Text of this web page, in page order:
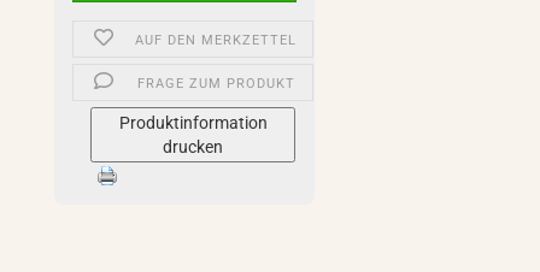
AUF DEN MERKZETTEL
FRAGE ZUM PRODUKT
Produktinformation
drucken